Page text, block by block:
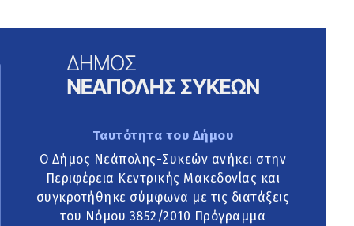
Ταυτότητα του Δήμου
Ο Δήμος Νεάπολης-Συκεών ανήκει στην
Περιφέρεια Κεντρικής Μακεδονίας και
συγκροτήθηκε σύμφωνα με τις διατάξεις
του Νόμου 3852/2010 Πρόγραμμα